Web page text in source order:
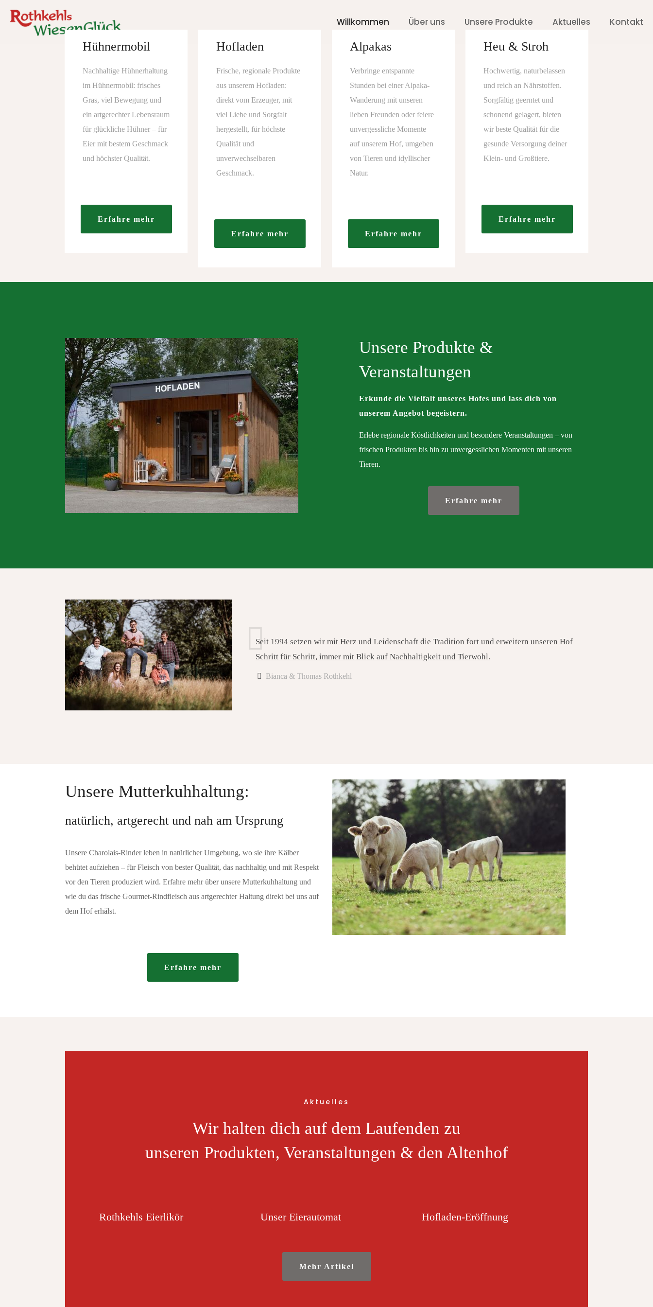
Willkommen Über uns Unsere Produkte Aktuelles Kontakt
Hühnermobil
Nachhaltige Hühnerhaltung
im Hühnermobil: frisches
Gras, viel Bewegung und
ein artgerechter Lebensraum
für glückliche Hühner – für
Eier mit bestem Geschmack
und höchster Qualität.
Erfahre mehr
Hofladen
Frische, regionale Produkte
aus unserem Hofladen:
direkt vom Erzeuger, mit
viel Liebe und Sorgfalt
hergestellt, für höchste
Qualität und
unverwechselbaren
Geschmack.
Erfahre mehr
Alpakas
Verbringe entspannte
Stunden bei einer Alpaka-
Wanderung mit unseren
lieben Freunden oder feiere
unvergessliche Momente
auf unserem Hof, umgeben
von Tieren und idyllischer
Natur.
Erfahre mehr
Heu & Stroh
Hochwertig, naturbelassen
und reich an Nährstoffen.
Sorgfältig geerntet und
schonend gelagert, bieten
wir beste Qualität für die
gesunde Versorgung deiner
Klein- und Großtiere.
Erfahre mehr
Unsere Produkte &
Veranstaltungen
Erkunde die Vielfalt unseres Hofes und lass dich von
unserem Angebot begeistern.
Erlebe regionale Köstlichkeiten und besondere Veranstaltungen – von
frischen Produkten bis hin zu unvergesslichen Momenten mit unseren
Tieren.
Erfahre mehr
Seit 1994 setzen wir mit Herz und Leidenschaft die Tradition fort und erweitern unseren Hof
Schritt für Schritt, immer mit Blick auf Nachhaltigkeit und Tierwohl.
Bianca & Thomas Rothkehl
Unsere Mutterkuhhaltung:
natürlich, artgerecht und nah am Ursprung
Unsere Charolais-Rinder leben in natürlicher Umgebung, wo sie ihre Kälber
behütet aufziehen – für Fleisch von bester Qualität, das nachhaltig und mit Respekt
vor den Tieren produziert wird. Erfahre mehr über unsere Mutterkuhhaltung und
wie du das frische Gourmet-Rindfleisch aus artgerechter Haltung direkt bei uns auf
dem Hof erhälst.
Erfahre mehr
Aktuelles
Wir halten dich auf dem Laufenden zu
unseren Produkten, Veranstaltungen & den Altenhof
Rothkehls Eierlikör Unser Eierautomat Hofladen-Eröffnung
Mehr Artikel